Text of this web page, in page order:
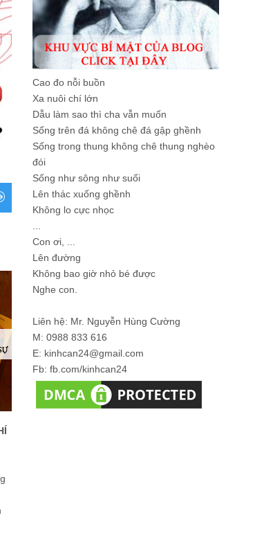
Cao đo nỗi buồn
Xa nuôi chí lớn
Dẫu làm sao thì cha vẫn muốn
Sống trên đá không chê đá gập ghềnh
Sống trong thung không chê thung nghèo
đói
Sống như sông như suối
Lên thác xuống ghềnh
Không lo cực nhọc
Con ơi, ...
Lên đường
Không bao giờ nhỏ bé được
Nghe con.
Liên hệ: Mr. Nguyễn Hùng Cường
M: 0988 833 616
E: kinhcan24@gmail.com
Fb: fb.com/kinhcan24